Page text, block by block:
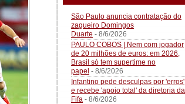
São Paulo anuncia contratação do
zagueiro Domingos
Duarte - 8/6/2026
PAULO COBOS | Nem com jogador
de 20 milhões de euros: em 2026,
Brasil só tem supertime no
papel - 8/6/2026
Infantino pede desculpas por 'erros'
e recebe 'apoio total' da diretoria da
Fifa - 8/6/2026